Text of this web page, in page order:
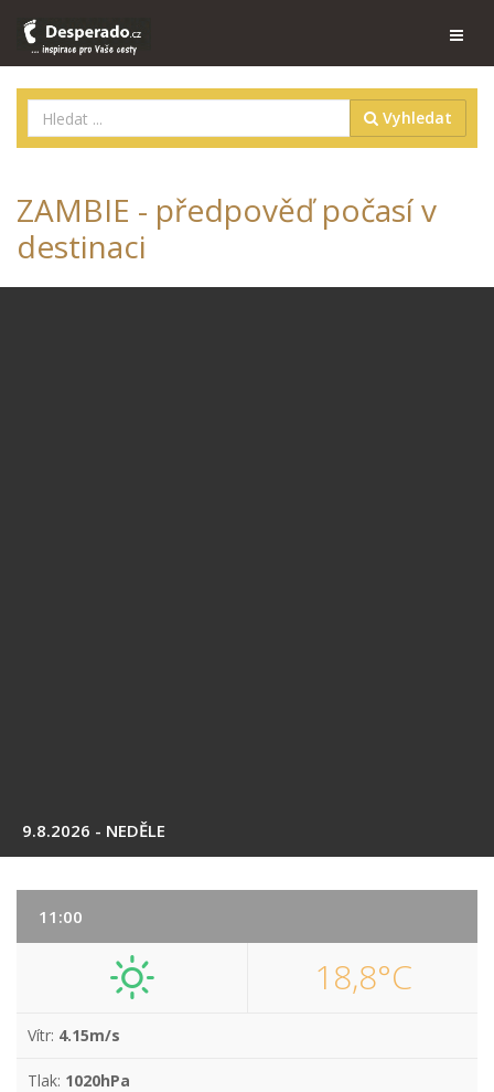
Vyhledat
ZAMBIE - předpověď počasí v
destinaci
9.8.2026 - NEDĚLE
11:00
18,8°C
Vítr: 4.15m/s
Tlak: 1020hPa